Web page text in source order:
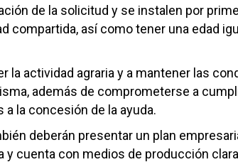
de la solicitud y se instalen por
compartida, así como tener una edad
actividad agraria y a mantener las
además de comprometerse a
la concesión de la ayuda.
deberán presentar un plan
cuenta con medios de producción